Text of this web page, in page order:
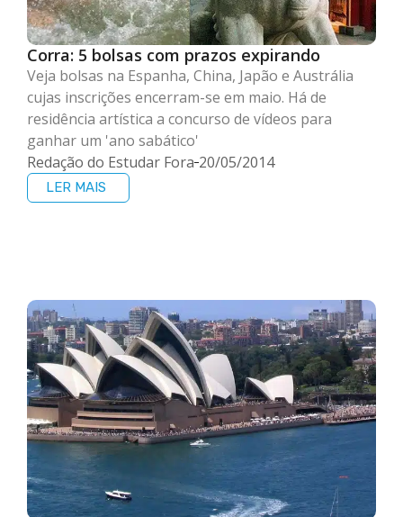
Corra: 5 bolsas com prazos expirando
Veja bolsas na Espanha, China, Japão e Austrália
cujas inscrições encerram-se em maio. Há de
residência artística a concurso de vídeos para
ganhar um 'ano sabático'
Redação do Estudar Fora 20/05/2014
LER MAIS